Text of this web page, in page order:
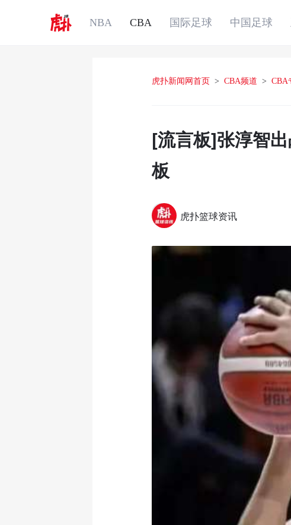
NBA CBA 国际足球 中国足球
虎扑新闻网首页 > CBA频道 > CBA
[流言板]张淳智
板
虎扑篮球资讯